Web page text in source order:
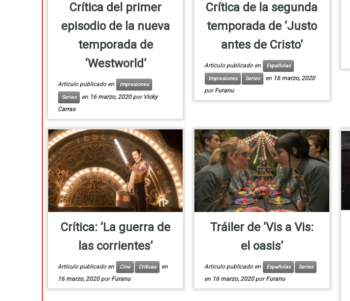
Crítica del primer
episodio de la nueva
temporada de
‘Westworld’
Artículo publicado en
Impresiones
Series
en 16 marzo, 2020 por Vicky
Carras
Crítica de la segunda
temporada de ‘Justo
antes de Cristo’
Artículo publicado en
Españolas
Impresiones
Series en 16 marzo, 2020
porFuranu
Crítica: ‘La guerra de
las corrientes’
Artículo publicado en Cine Críticas
en
16 marzo, 2020 porFuranu
Tráiler de ‘Vis a Vis:
el oasis’
Artículo publicado en Españolas Series
en 16 marzo, 2020 porFuranu